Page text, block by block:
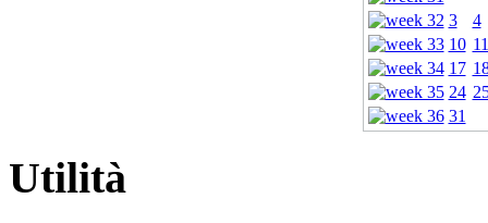
3
4
10 11
17
24
31
Utilità